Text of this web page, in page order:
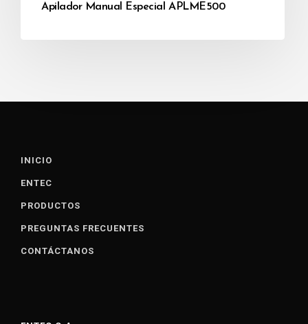
Apilador Manual Especial APLME500
INICIO
ENTEC
PRODUCTOS
PREGUNTAS FRECUENTES
CONTÁCTANOS